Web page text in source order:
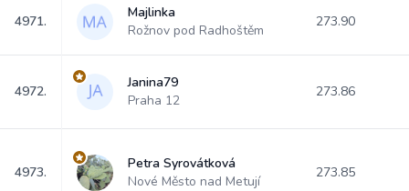
4971.
Majlinka
Rožnov pod Radhoštěm
273.90
4972.
Janina79
Praha 12
273.86
4973.
Petra Syrovátková
Nové Město nad Metují
273.85